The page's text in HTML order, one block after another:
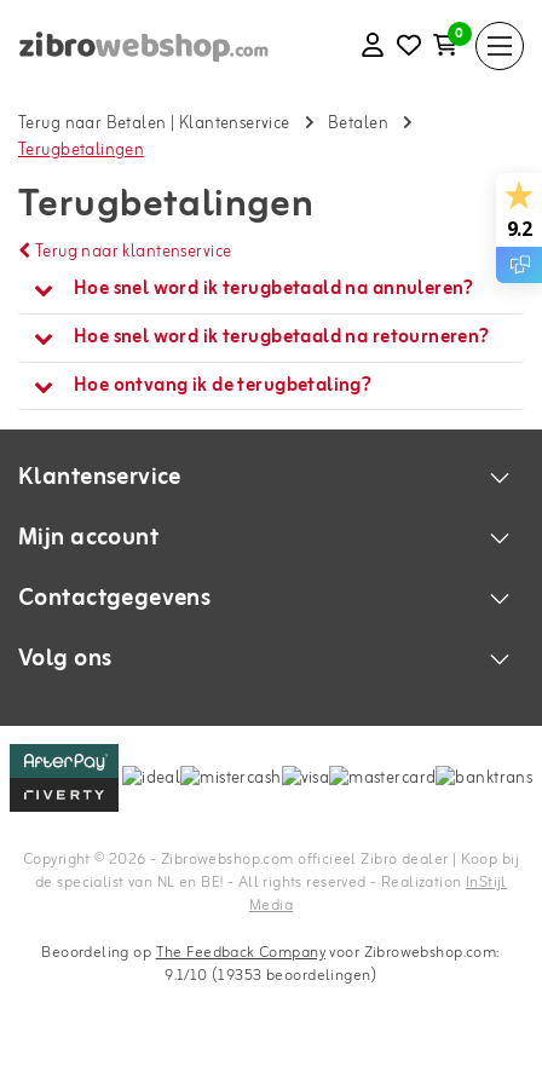
0
Terug naar Betalen | Klantenservice
Betalen
Terugbetalingen
Terugbetalingen
Terug naar klantenservice
Hoe snel word ik terugbetaald na annuleren?
Hoe snel word ik terugbetaald na retourneren?
Hoe ontvang ik de terugbetaling?
Klantenservice
Mijn account
Contactgegevens
Volg ons
Copyright © 2026 - Zibrowebshop.com officieel Zibro dealer | Koop bij
de specialist van NL en BE! - All rights reserved - Realization InStijl
Media
9.2
Beoordeling opThe Feedback Companyvoor Zibrowebshop.com:
9.1/10 (19353 beoordelingen)